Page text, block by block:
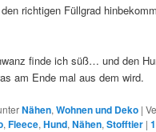
richtigen Füllgrad
finde ich süß… und den
am Ende mal aus dem wird.
Nähen,Wohnen und Deko |
,Fleece,Hund,Nähen,Stofftier |1